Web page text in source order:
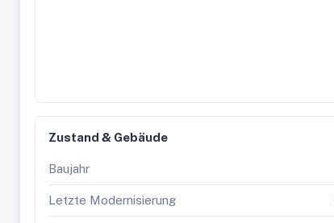
Zustand & Gebäude
Baujahr
Letzte Modernisierung